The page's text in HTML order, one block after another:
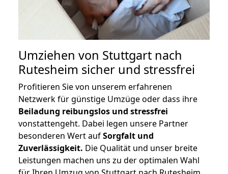
Umziehen von Stuttgart nach
Rutesheim sicher und stressfrei
Profitieren Sie von unserem erfahrenen
Netzwerk für günstige Umzüge oder dass ihre
Beiladung reibungslos und stressfrei
vonstattengeht. Dabei legen unsere Partner
besonderen Wert aufSorgfalt und
Zuverlässigkeit. Die Qualität und unser breite
Leistungen machen uns zu der optimalen Wahl